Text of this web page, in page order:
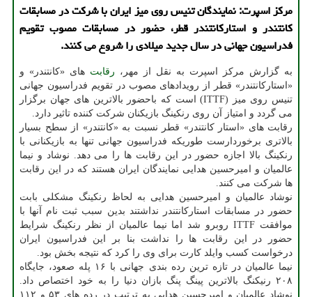
مرکز اسپرت: نمایندگان تنیس روی میز ایران با شرکت در مسابقات
کانتندر و استارکانتندر قطر، حضور در مسابقات مصوب تقویم
فدراسیون جهانی در سال جدید میلادی را شروع می کنند.
به گزارش مرکز اسپرت به نقل از مهر، رقابت های «کانتندر» و
«استارکانتندر» قطر از رویدادهای مصوب در تقویم فدراسیون جهانی
تنیس روی میز (ITTF) است که باحضور بالاترین های جهان برگزار
می گردد و امتیاز آن روی رنکینگ بازیکنان شرکت کننده تاثیر دارد.
رقابت های «استار کانتندر» قطر نسبت به «کانتندر» از سطح بسیار
بالاتری برخوردارست طوریکه فدراسیون جهانی تنها به بازیکنانی با
رنکینگ بالا اجازه حضور در این رقابت ها را می دهد. نوشاد و نیما
عالمیان و امیرحسین هدایی نمایندگان ایران هستند که در این رقابت
ها شرکت می کنند.
نوشاد عالمیان و امیرحسین هدایی به لحاظ رنکینگ مشکلی بابت
حضور در مسابقات استارکانتندر نداشتند بدین سبب ثبت نام آنها با
موافقت ITTF روبرو شد اما نیما عالمیان از نظر رنکینگ شرایط
حضور در این رقابت ها را نداشت بنا بر این فدراسیون ایران
درخواست کسب وایلد کارت برای وی را کرد که نتیجه بخش بود.
نیما عالمیان در تازه ترین رده بندی جهانی با ۱۶ پله صعود، جایگاه
۲۰۸ رنیکنگ بالاترین پینگ پنگ بازان دنیا را به خود اختصاص داد.
نوشاد عالمیان و امیرحسین هدایی به ترتیب در رده های ۵۳ و ۱۱۲